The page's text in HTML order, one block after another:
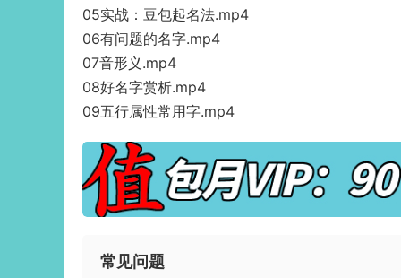
05实战：豆包起名法.mp4
06有问题的名字.mp4
07音形义.mp4
08好名字赏析.mp4
09五行属性常用字.mp4
常见问题